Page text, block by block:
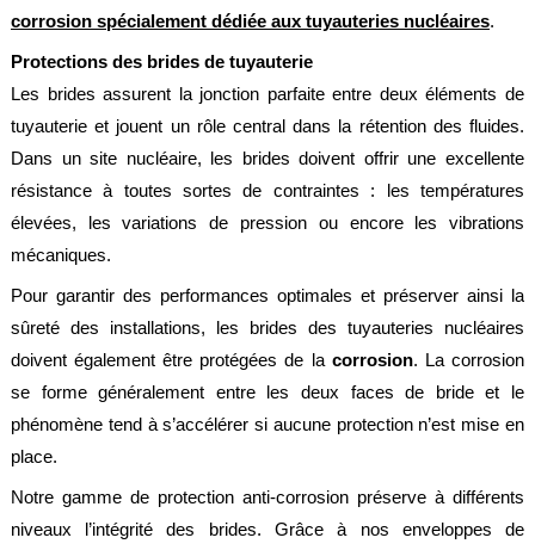
Laiteries
Brasseries
utilitaires
/
Viticulture
Chimie
et
Cosméto
Pharma
Maintenance
corrosion spécialement dédiée aux tuyauteries nucléaires.
Protections des brides de tuyauterie
Les brides assurent la jonction parfaite entre deux éléments de
tuyauterie et jouent un rôle central dans la rétention des fluides.
Dans un site nucléaire, les brides doivent offrir une excellente
résistance à toutes sortes de contraintes : les températures
élevées, les variations de pression ou encore les vibrations
mécaniques.
Pour garantir des performances optimales et préserver ainsi la
sûreté des installations, les brides des tuyauteries nucléaires
doivent également être protégées de la corrosion. La corrosion
se forme généralement entre les deux faces de bride et le
phénomène tend à s’accélérer si aucune protection n’est mise en
place.
Notre gamme de protection anti-corrosion préserve à différents
niveaux l’intégrité des brides. Grâce à nos enveloppes de